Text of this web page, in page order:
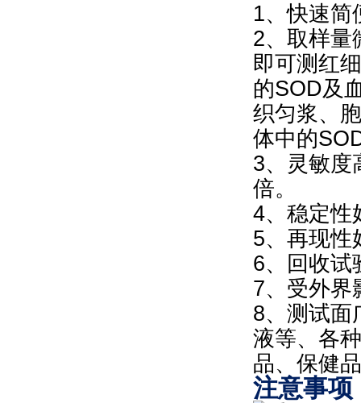
1、快速简
2、取样量
即可测红
的SOD及
织匀浆、
体中的
3、灵敏度
倍。
4、稳定性
5、再现性
6、回收试
7、受外界
8、测试面
液等、各
品、保健
注意事项